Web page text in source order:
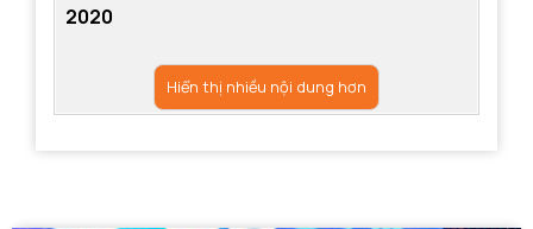
2020
Hiển thị nhiều nội dung hơn